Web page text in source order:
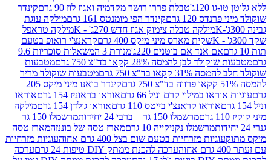
120ג'
טבלת פררו רושר מקדמיה ואגוז לוז 90 גרם
קינדר
120 גרם
קינדר הפי מומנטס 161 גרם
מילקה עוגת
מילקה טבלה צימוק אגוז חדש 270ג' - K
מילקה טראפל
שקית מארס מיני מיקס 400 גרם
קראנצ'י רואופ בטעם
אם אנד אם בוטנים 220ג'
מנורת 3 המשאלות סוכריות 9.6
לבן להמסה 28% קקאו בד"צ 750 גרם
מטבעות
קקאו בד"צ 750 גרם
מטבעות שוקולד מריר
קינדר בואנו מיני מיקס 205
במילוי קרם וניל 66 גרם
אוראו בראוניז 154 גרם
אוראו
אוראו קראנצ'י בייטס 110 גרם
אוראו גולדן 154 גרם
מילקה
מרשמלו 150 גר – ברבי 24 יחידות
מרשמלו 150 גר –
מרשמלו נקניקייה 10 גרם
מארז טסה של בוננזהמארז טסה
עוגיות מזרחיות בטעם שום בצל 400 גרם אחוה
עוגיות מזרחיות
ערכה להכנת ממתק DIY טיפות 24 גרם
ערכה